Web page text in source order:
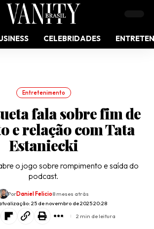
CELEBRIDADES
Entretenimento
fala sobre fim de
e relação com Tata
Estaniecki
o jogo sobre rompimento e saída do
podcast.
25 de novembro de 2025 20:28
PorDaniel Felicio8 meses atrás
2 min de leitura